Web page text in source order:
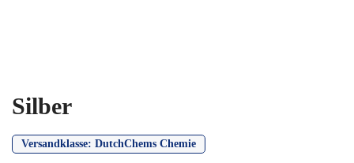
Silber
Versandklasse: DutchChems Chemie